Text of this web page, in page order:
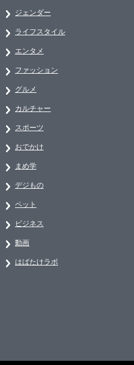
ジェンダー
ライフスタイル
エンタメ
ファッション
グルメ
カルチャー
スポーツ
おでかけ
まめ学
デジもの
ペット
ビジネス
動画
はばたけラボ